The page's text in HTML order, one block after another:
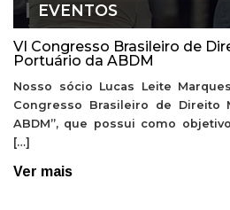
EVENTOS
VI Congresso Brasileiro de
Portuário da ABDM
Nosso sócio Lucas Leite
Congresso Brasileiro de Direito
ABDM”, que possui como
[…]
Ver mais